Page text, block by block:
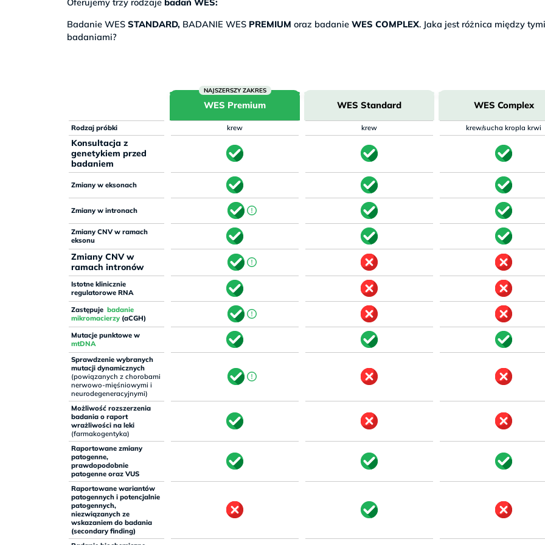
Badanie WESSTANDARD, BADANIE WES PREMIUMoraz badanie WES COMPLEX. Jaka jest różnica między
badaniami?
WES Premium WES Standard WES Complex
Rodzaj próbki krew krew krew/sucha kropla krwi
Konsultacja z
genetykiem przed
badaniem
Zmiany w eksonach
Zmiany w intronach
Zmiany CNV w ramach
eksonu
Zmiany CNV w
ramach intronów
Istotne klinicznie
regulatorowe RNA
Zastępuje badanie
mikromacierzy(aCGH)
Mutacje punktowe w
mtDNA
Sprawdzenie wybranych
mutacji dynamicznych
(powiązanych z chorobami
nerwowo-mięśniowymi i
neurodegeneracyjnymi)
Możliwość rozszerzenia
badania o raport
wrażliwości na leki
(farmakogentyka)
Raportowane zmiany
patogenne,
prawdopodobnie
patogenne oraz VUS
Raportowane wariantów
patogennych i potencjalnie
patogennych,
niezwiązanych ze
wskazaniem do badania
(secondary finding)